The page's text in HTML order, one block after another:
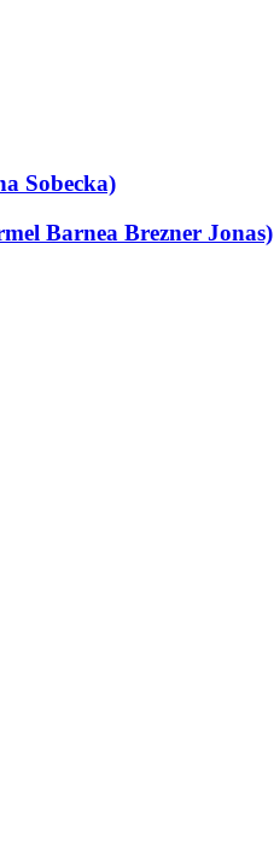
Sobecka)
Barnea Brezner Jonas)